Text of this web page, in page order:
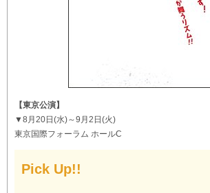
【東京公演】
▼8月20日(水)～9月2日(火)
東京国際フォーラム ホールC
Pick Up!!